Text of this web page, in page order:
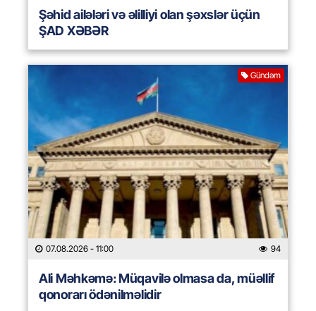
Şəhid ailələri və əlilliyi olan şəxslər üçün
ŞAD XƏBƏR
Gündəm
07.08.2026 - 11:00 94
Ali Məhkəmə: Müqavilə olmasa da, müəllif
qonorarı ödənilməlidir